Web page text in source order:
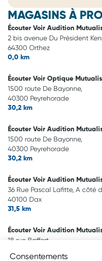
Consentements
MAGASINS À
Écouter Voir Audition
2 bis avenue Du Président
64300 Orthez
0,0 km
Écouter Voir Optique
1500 route De Bayonne,
40300 Peyrehorade
30,2 km
Écouter Voir Audition
1500 route De Bayonne,
40300 Peyrehorade
30,2 km
Écouter Voir Audition
36 Rue Pascal Lafitte, A côté
40100 Dax
31,5 km
Écouter Voir Audition
18 rue Baffert,
33,5 km